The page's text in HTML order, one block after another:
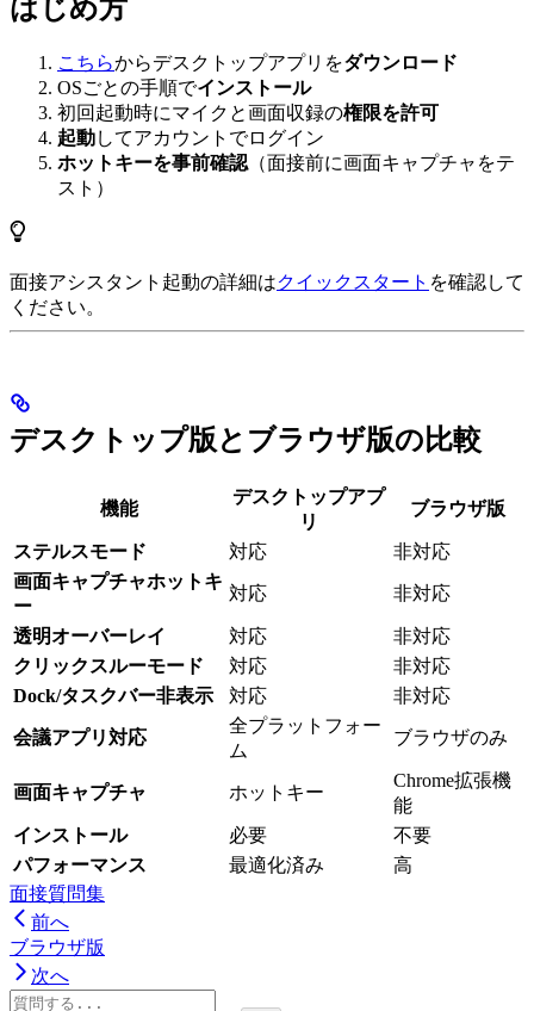
はじめ方
こちらからデスクトップアプリをダウンロード
OSごとの手順でインストール
初回起動時にマイクと画面収録の権限を許可
起動してアカウントでログイン
ホットキーを事前確認 （面接前に画面キャプチャをテ
スト）
面接アシスタント起動の詳細はクイックスタート を確認して
ください。
デスクトップ版とブラウザ版の比較
機能
デスクトップアプ
リ
ブラウザ版
ステルスモード 対応
非対応
画面キャプチャホットキ
ー
対応 非対応
透明オーバーレイ 対応
非対応
クリックスルーモード
対応
非対応
Dock/タスクバー非表示
対応 非対応
会議アプリ対応
全プラットフォー
ム
ブラウザのみ
画面キャプチャ ホットキー
Chrome拡張機
能
インストール
必要
不要
パフォーマンス
最適化済み
高
面接質問集
前へ
ブラウザ版
次へ